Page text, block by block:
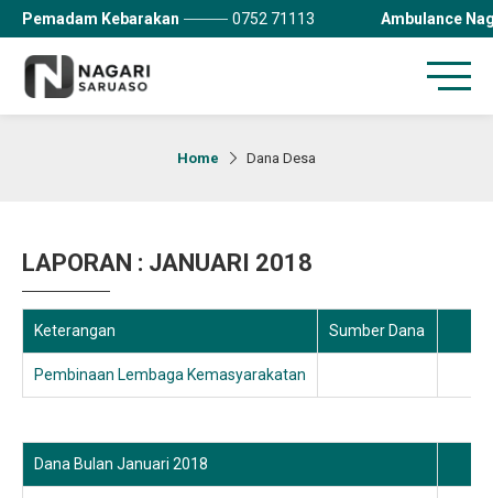
Pemadam Kebarakan 0752 71113 Ambulance
Home Dana Desa
LAPORAN : JANUARI 2018
Keterangan Sumber Dana
Pembinaan Lembaga Kemasyarakatan
Dana Bulan Januari 2018